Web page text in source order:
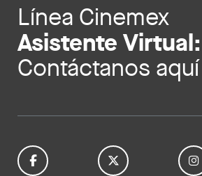
Línea Cinemex
Asistente Virtual:
Contáctanos aquí